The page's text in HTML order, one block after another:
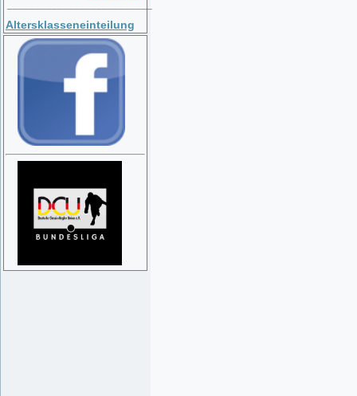
Altersklasseneinteilung